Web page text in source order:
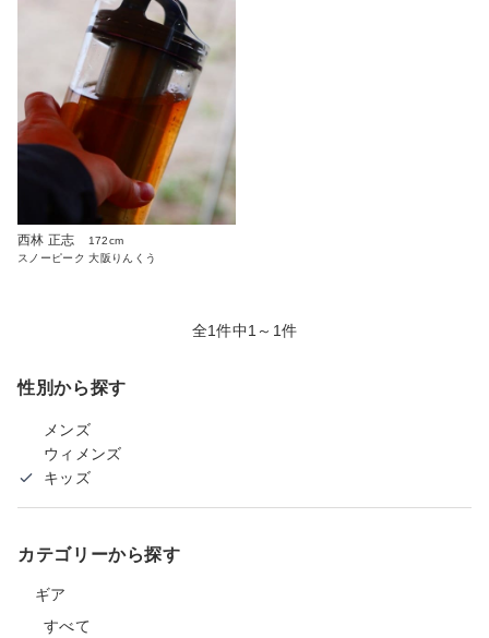
西林 正志
172cm
スノーピーク 大阪りんくう
全1件中1～1件
性別から探す
メンズ
ウィメンズ
キッズ
カテゴリーから探す
ギア
すべて